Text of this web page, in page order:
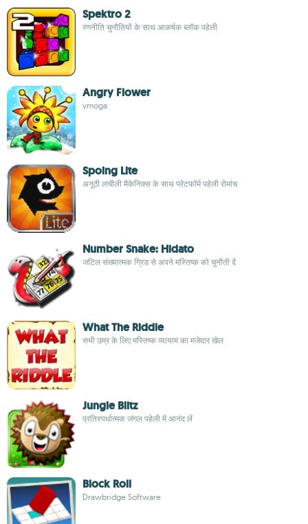
Spektro 2
रणनीति चुनौतियों के साथ आकर्षक ब्लॉक पहेली
Angry Flower
vmoga
Spoing Lite
अनूठी लचीली मैकेनिक्स के साथ प्लेटफॉर्म पहेली रोमांच
Number Snake: Hidato
जटिल संख्यात्मक ग्रिड से अपने मस्तिष्क को चुनौती दें
What The Riddle
सभी उम्र के लिए मस्तिष्क व्यायाम का मजेदार खेल
Jungle Blitz
प्रतिस्पर्धात्मक जंगल पहेली में आनंद लें
Block Roll
Drawbridge Software